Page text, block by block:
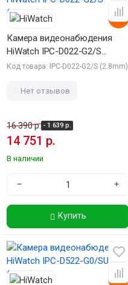
-10%
Камера видеонабюдения
HiWatch IPC-D022-G2/S
(2.8mm)
Код товара: IPC-D022-G2/S (2.8mm)
Нет отзывов
16 390 р. - 1 639 р.
14 751 р.
В наличии
− +
Купить
-10%